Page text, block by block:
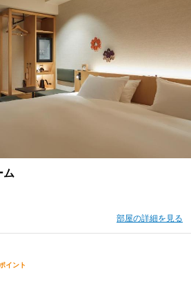
予約に進む
料
ム
部屋の詳細を見る
イント